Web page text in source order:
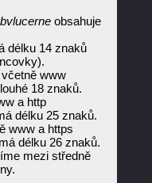
obsahuje
délku 14 znaků
www
18 znaků.
a http
délku 25 znaků.
www a https
délku 26 znaků.
mezi středně